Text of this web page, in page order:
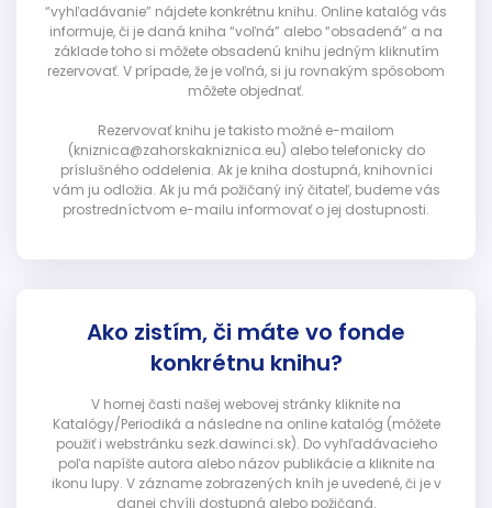
“vyhľadávanie” nájdete konkrétnu knihu. Online katalóg vás
informuje, či je daná kniha “voľná” alebo “obsadená” a na
základe toho si môžete obsadenú knihu jedným kliknutím
rezervovať. V prípade, že je voľná, si ju rovnakým spôsobom
môžete objednať.
Rezervovať knihu je takisto možné e-mailom
(kniznica@zahorskakniznica.eu) alebo telefonicky do
príslušného oddelenia. Ak je kniha dostupná, knihovníci
vám ju odložia. Ak ju má požičaný iný čitateľ, budeme vás
prostredníctvom e-mailu informovať o jej dostupnosti.
Ako zistím, či máte vo fonde
konkrétnu knihu?
V hornej časti našej webovej stránky kliknite na
Katalógy/Periodiká a následne na online katalóg (môžete
použiť i webstránku sezk.dawinci.sk). Do vyhľadávacieho
poľa napíšte autora alebo názov publikácie a kliknite na
ikonu lupy. V zázname zobrazených kníh je uvedené, či je v
danej chvíli dostupná alebo požičaná.